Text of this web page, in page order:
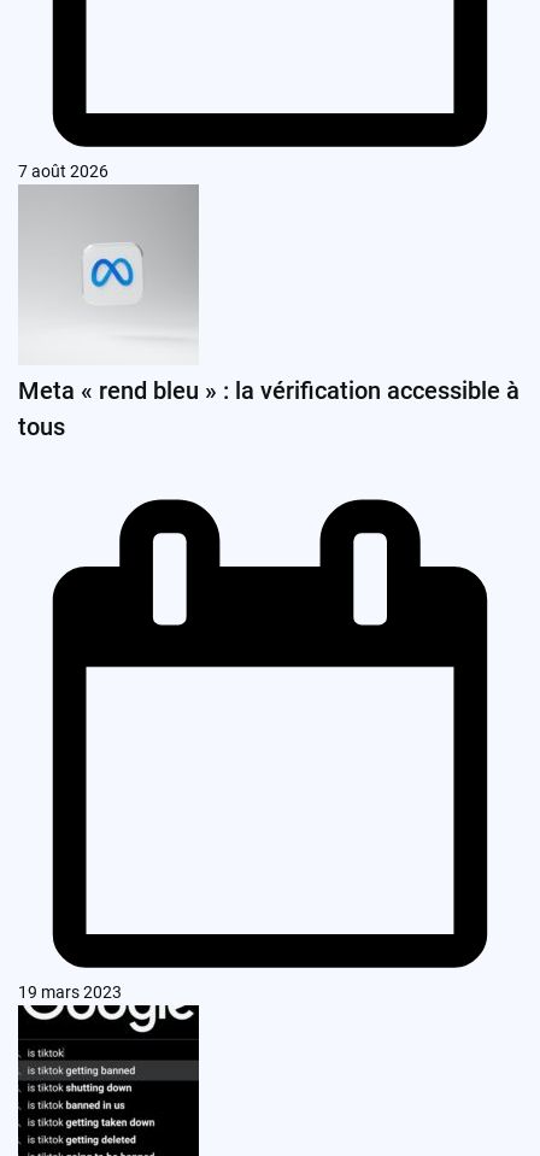
7 août 2026
Meta « rend bleu » : la vérification accessible à
tous
19 mars 2023